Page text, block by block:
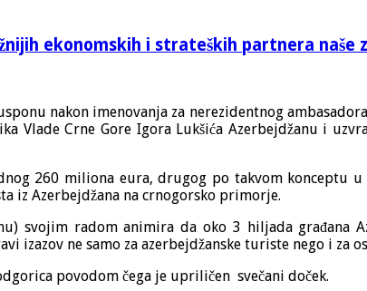
ekonomskih i strateških partnera naše
nakon imenovanja za nerezidentnog
Vlade Crne Gore Igora Lukšića Azerbejdžanu i
260 miliona eura, drugog po takvom konceptu
iz Azerbejdžana na crnogorsko primorje.
svojim radom animira da oko 3 hiljada građana
ne samo za azerbejdžanske turiste nego i za
povodom čega je upriličen svečani doček.